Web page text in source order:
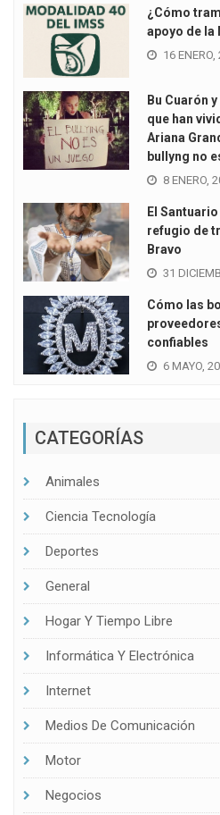
¿Cómo
apoyo de la
16 ENERO,
Bu Cuarón
que han
Ariana
bullyng no
8 ENERO,
El
refugio de
Bravo
31
Cómo las
confiables
6 MAYO,
CATEGORÍAS
Animales
Ciencia Tecnología
Deportes
General
Hogar Y Tiempo Libre
Informática Y Electrónica
Internet
Medios De Comunicación
Motor
Negocios